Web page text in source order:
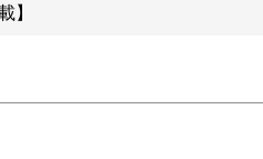
】